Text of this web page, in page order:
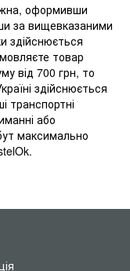
оформивши
за вищевказаними
здійснюється
товар
від 700 грн, то
здійснюється
транспортні
або
максимально